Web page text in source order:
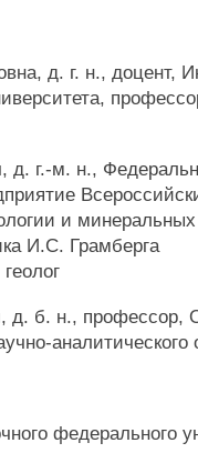
д. г. н., доцент,
д. г.-м. н.,
и
И.С. Грамберга
д. б. н., профессор,
аналитического
федерального